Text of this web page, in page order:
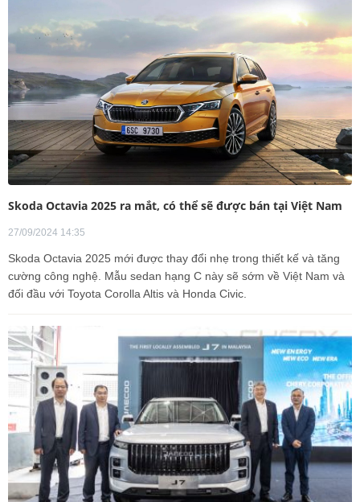
Skoda Octavia 2025 ra mắt, có thể sẽ được bán tại Việt Nam
27/09/2024 14:35
Skoda Octavia 2025 mới được thay đổi nhẹ trong thiết kế và tăng
cường công nghệ. Mẫu sedan hạng C này sẽ sớm về Việt Nam và
đối đầu với Toyota Corolla Altis và Honda Civic.